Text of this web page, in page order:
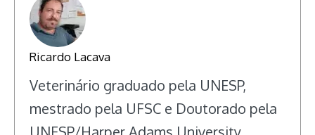
Ricardo Lacava
Veterinário graduado pela UNESP,
mestrado pela UFSC e Doutorado pela
UNESP/Harper Adams University